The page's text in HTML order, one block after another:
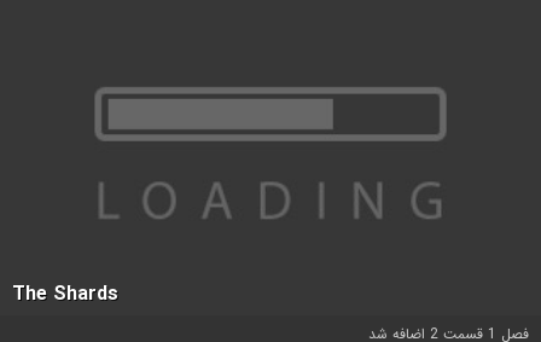
The Shards
فصل 1 قسمت 2 اضافه شد